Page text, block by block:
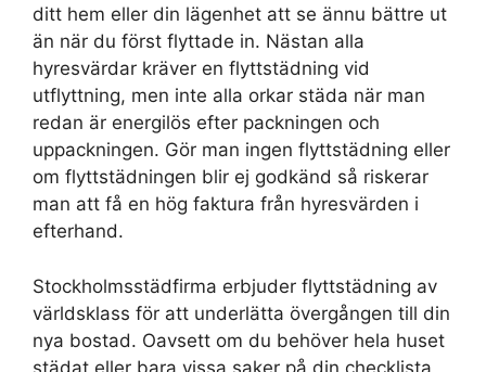
ditt hem eller din lägenhet att se ännu bättre ut
än när du först flyttade in. Nästan alla
hyresvärdar kräver en flyttstädning vid
utflyttning, men inte alla orkar städa när man
redan är energilös efter packningen och
uppackningen. Gör man ingen flyttstädning eller
om flyttstädningen blir ej godkänd så riskerar
man att få en hög faktura från hyresvärden i
efterhand.
Stockholmsstädfirma erbjuder flyttstädning av
världsklass för att underlätta övergången till din
nya bostad. Oavsett om du behöver hela huset
städat eller bara vissa saker på din checklista,